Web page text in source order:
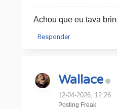
Achou que eu tava
Responder
Wallace
12-04-2026, 12:26
Posting Freak